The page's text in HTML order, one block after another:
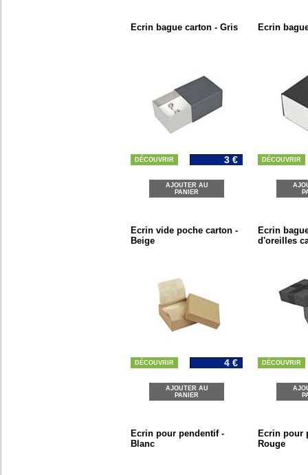
Ecrin bague carton - Gris
DÉCOUVRIR 3 €
AJOUTER AU
PANIER
Ecrin
DÉCOUVRIR
Ecrin vide poche carton -
Beige
DÉCOUVRIR 4 €
AJOUTER AU
PANIER
Ecrin
d'oreilles
DÉCOUVRIR
Ecrin pour pendentif -
Blanc
Ecrin pour
Rouge